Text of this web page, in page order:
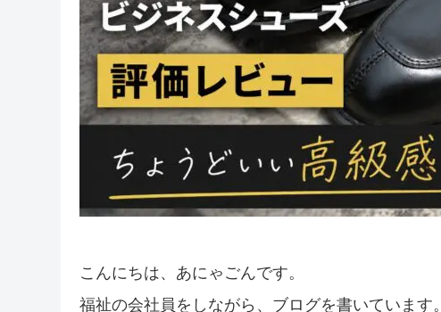
こんにちは、あにゃごんです。
福祉の会社員をしながら、ブログを書いています。